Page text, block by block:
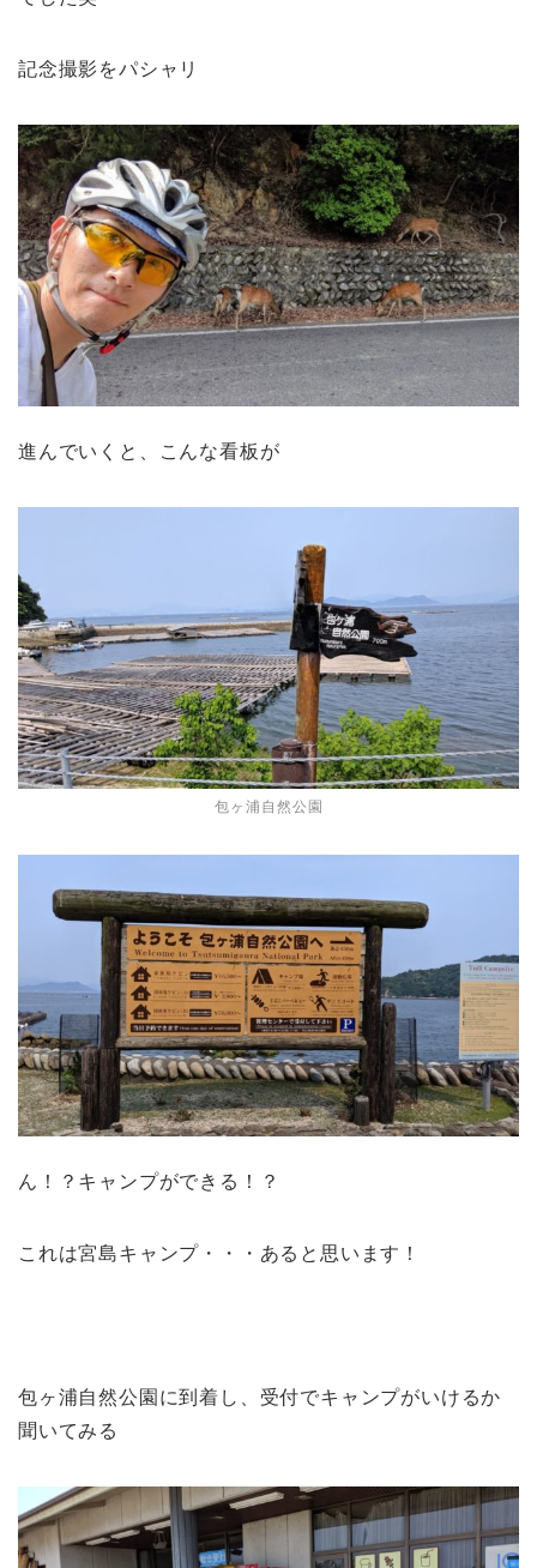
記念撮影をパシャリ
進んでいくと、こんな看板が
包ヶ浦自然公園
ん！？キャンプができる！？
これは宮島キャンプ・・・あると思います！
包ヶ浦自然公園に到着し、受付でキャンプがいけるか
聞いてみる